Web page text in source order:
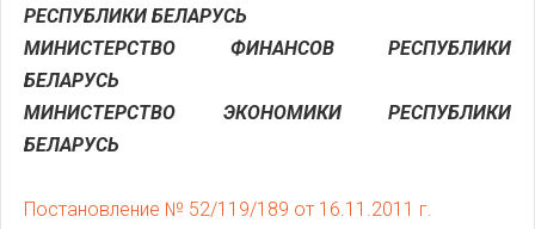
РЕСПУБЛИКИ БЕЛАРУСЬ
МИНИСТЕРСТВО ФИНАНСОВ РЕСПУБЛИКИ
БЕЛАРУСЬ
МИНИСТЕРСТВО ЭКОНОМИКИ РЕСПУБЛИКИ
БЕЛАРУСЬ
Постановление № 52/119/189 от 16.11.2011 г.